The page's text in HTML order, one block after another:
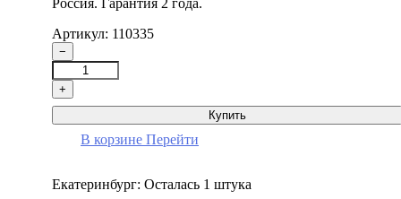
Артикул: 110335
−
+
Купить
В корзине Перейти
Екатеринбург: Осталась 1 штука